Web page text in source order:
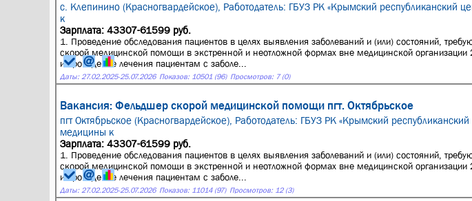
с. Клепинино (Красногвардейское), Работодатель: ГБУЗ РК «Крымский республиканский
к
Зарплата: 43307-61599 руб.
1. Проведение обследования пациентов в целях выявления заболеваний и (или) состояний,
скорой медицинской помощи в экстренной и неотложной формах вне медицинской организации
и проведение лечения пациентам с заболе...
Даты: 27.02.2025-25.07.2026 Показов: 10501 (96) Просмотров: 7 (0)
Вакансия: Фельдшер скорой медицинской помощи пгт. Октябрьское
пгт Октябрьское (Красногвардейское), Работодатель: ГБУЗ РК «Крымский республиканский
медицины к
Зарплата: 43307-61599 руб.
1. Проведение обследования пациентов в целях выявления заболеваний и (или) состояний,
скорой медицинской помощи в экстренной и неотложной формах вне медицинской организации
и проведение лечения пациентам с заболе...
Даты: 27.02.2025-25.07.2026 Показов: 11014 (97) Просмотров: 12 (3)